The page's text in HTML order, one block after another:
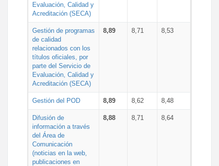
Evaluación, Calidad y
Acreditación (SECA)
Gestión de programas
de calidad
relacionados con los
títulos oficiales, por
parte del Servicio de
Evaluación, Calidad y
Acreditación (SECA)
8,89 8,71 8,53
Gestión del POD 8,89 8,62 8,48
Difusión de
información a través
del Área de
Comunicación
(noticias en la web,
publicaciones en
8,88 8,71 8,64